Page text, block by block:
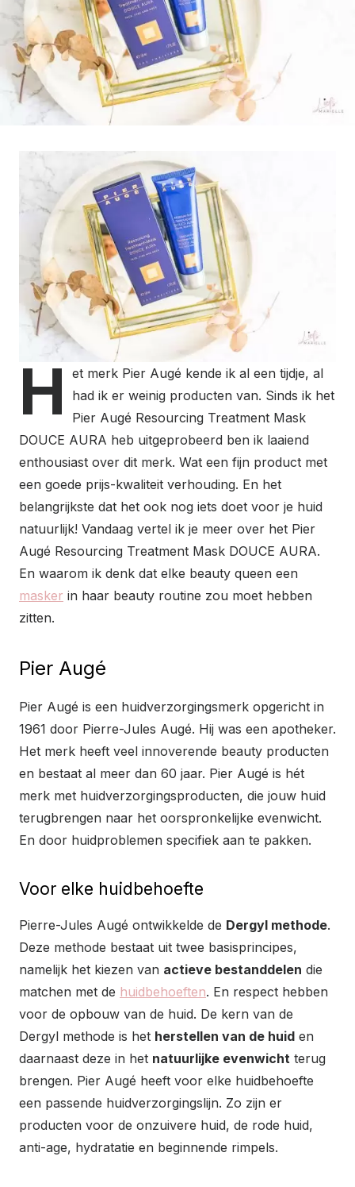
H
et merk Pier Augé kende ik al een tijdje, al
had ik er weinig producten van. Sinds ik het
Pier Augé Resourcing Treatment Mask
DOUCE AURA heb uitgeprobeerd ben ik laaiend
enthousiast over dit merk. Wat een fijn product met
een goede prijs-kwaliteit verhouding. En het
belangrijkste dat het ook nog iets doet voor je huid
natuurlijk! Vandaag vertel ik je meer over het Pier
Augé Resourcing Treatment Mask DOUCE AURA.
En waarom ik denk dat elke beauty queen een
masker in haar beauty routine zou moet hebben
zitten.
Pier Augé
Pier Augé is een huidverzorgingsmerk opgericht in
1961 door Pierre-Jules Augé. Hij was een apotheker.
Het merk heeft veel innoverende beauty producten
en bestaat al meer dan 60 jaar. Pier Augé is hét
merk met huidverzorgingsproducten, die jouw huid
terugbrengen naar het oorspronkelijke evenwicht.
En door huidproblemen specifiek aan te pakken.
Voor elke huidbehoefte
Pierre-Jules Augé ontwikkelde de Dergyl methode.
Deze methode bestaat uit twee basisprincipes,
namelijk het kiezen van actieve bestanddelen die
matchen met de huidbehoeften. En respect hebben
voor de opbouw van de huid. De kern van de
Dergyl methode is het herstellen van de huid en
daarnaast deze in het natuurlijke evenwicht terug
brengen. Pier Augé heeft voor elke huidbehoefte
een passende huidverzorgingslijn. Zo zijn er
producten voor de onzuivere huid, de rode huid,
anti-age, hydratatie en beginnende rimpels.